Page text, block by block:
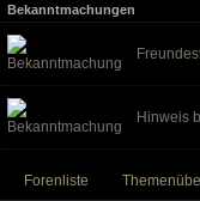
Bekanntmachungen
Hinweis
Forenliste